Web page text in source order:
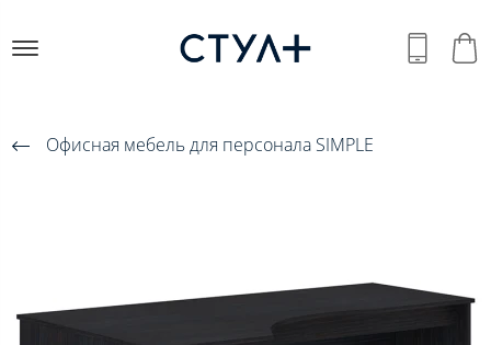
Офисная мебель для персонала SIMPLE